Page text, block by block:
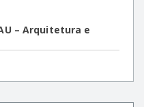
– Arquitetura e